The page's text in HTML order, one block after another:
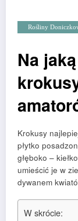
Rośliny
Na
Krokusy
płytko
głęboko –
umieścić je w
dywanem
W skrócie: